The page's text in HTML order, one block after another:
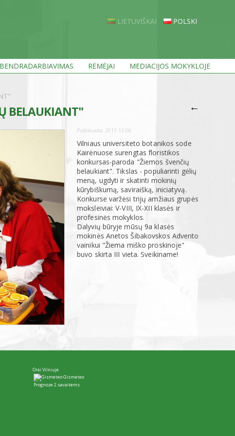
LIETUVIŠKAI POLSKI
BENDRADARBIAVIMAS RĖMĖJAI MEDIACIJOS MOKYKLOJE
BELAUKIANT" ←
Publikuota: 2017-12-06
Vilniaus universiteto botanikos sode
Kairėnuose surengtas floristikos
konkursas-paroda "Žiemos švenčių
belaukiant". Tikslas - populiarinti gėlių
meną, ugdyti ir skatinti mokinių
kūrybiškumą, saviraišką, iniciatyvą.
Konkurse varžėsi trijų amžiaus grupės
moksleiviai: V-VIII, IX-XII klasės ir
profesinės mokyklos.
Dalyvių būryje mūsų 9a klasės
mokinės Anetos Šibakovskos Advento
vainikui "Žiema miško proskinoje"
buvo skirta III vieta. Sveikiname!
Orai Vilniuje
Gismeteo
Prognoze 2 savaitems